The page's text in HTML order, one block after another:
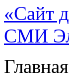
«Сайт
СМИ